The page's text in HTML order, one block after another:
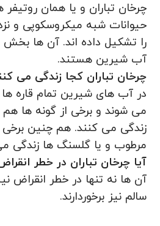
چرخان تباران و یا همان
حیوانات شبه میکروسکوپی و
را تشکیل داده اند. آن ها بخش
آب شیرین هستند.
چرخان تباران کجا زندگی می
در آب های شیرین تمام قاره
می شوند و برخی از گونه ها
زندگی می کنند. هم چنین برخی
مرطوب و یا گلسنگ ها زندگی
آیا چرخان تباران در خطر
آن ها نه تنها در خطر انقراض
سالم نیز برخوردارند.